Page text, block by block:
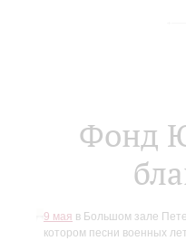
Фонд
9 мая в Большом зале
котором песни военных